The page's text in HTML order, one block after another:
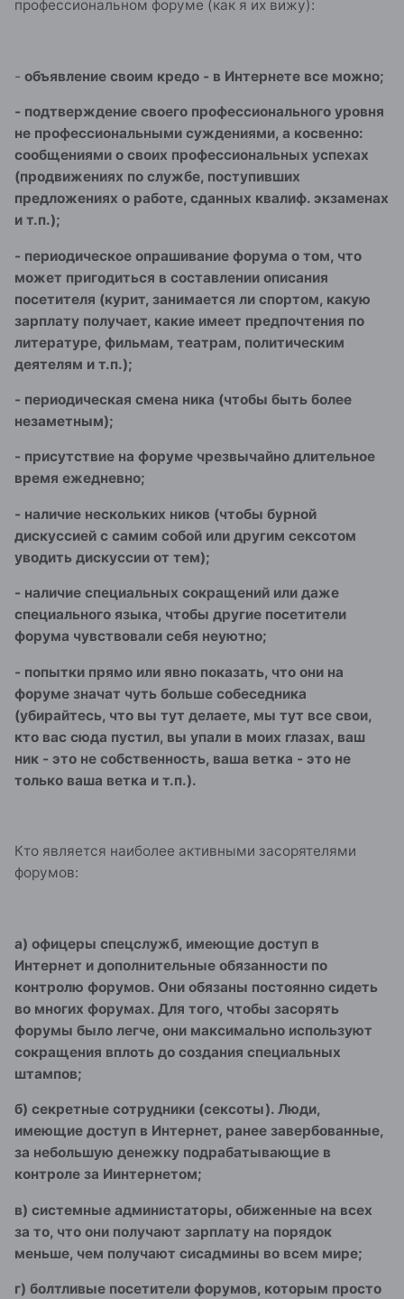
профессиональном форуме (как я их вижу):
- объявление своим кредо - в Интернете все можно;
- подтверждение своего профессионального уровня
не профессиональными суждениями, а косвенно:
сообщениями о своих профессиональных успехах
(продвижениях по службе, поступивших
предложениях о работе, сданных квалиф. экзаменах
и т.п.);
- периодическое опрашивание форума о том, что
может пригодиться в составлении описания
посетителя (курит, занимается ли спортом, какую
зарплату получает, какие имеет предпочтения по
литературе, фильмам, театрам, политическим
деятелям и т.п.);
- периодическая смена ника (чтобы быть более
незаметным);
- присутствие на форуме чрезвычайно длительное
время ежедневно;
- наличие нескольких ников (чтобы бурной
дискуссией с самим собой или другим сексотом
уводить дискуссии от тем);
- наличие специальных сокращений или даже
специального языка, чтобы другие посетители
форума чувствовали себя неуютно;
- попытки прямо или явно показать, что они на
форуме значат чуть больше собеседника
(убирайтесь, что вы тут делаете, мы тут все свои,
кто вас сюда пустил, вы упали в моих глазах, ваш
ник - это не собственность, ваша ветка - это не
только ваша ветка и т.п.).
Кто является наиболее активными засорятелями
форумов:
а) офицеры спецслужб, имеющие доступ в
Интернет и дополнительные обязанности по
контролю форумов. Они обязаны постоянно сидеть
во многих форумах. Для того, чтобы засорять
форумы было легче, они максимально используют
сокращения вплоть до создания специальных
штампов;
б) секретные сотрудники (сексоты). Люди,
имеющие доступ в Интернет, ранее завербованные,
за небольшую денежку подрабатывающие в
контроле за Иинтернетом;
в) системные администаторы, обиженные на всех
за то, что они получают зарплату на порядок
меньше, чем получают сисадмины во всем мире;
г) болтливые посетители форумов, которым просто